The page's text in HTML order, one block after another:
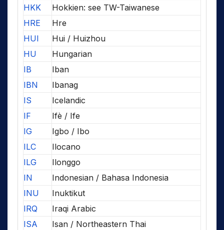
HKK
Hokkien: see TW-Taiwanese
HRE
Hre
HUI
Hui / Huizhou
HU
Hungarian
IB
Iban
IBN
Ibanag
IS
Icelandic
IF
Ifè / Ife
IG
Igbo / Ibo
ILC
Ilocano
ILG
Ilonggo
IN
Indonesian / Bahasa Indonesia
INU
Inuktikut
IRQ
Iraqi Arabic
ISA
Isan / Northeastern Thai